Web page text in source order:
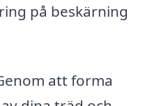
på beskärning
att forma